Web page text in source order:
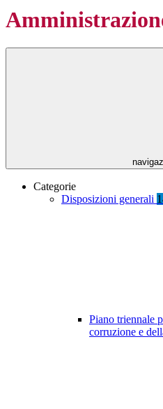
Categorie
Disposizioni generali
Piano triennale
corruzione e